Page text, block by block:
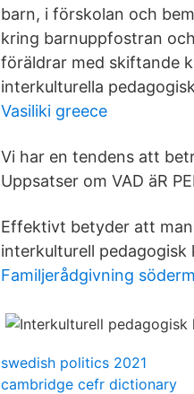
barn, i förskolan och
kring barnuppfostran
föräldrar med skiftande
interkulturella
Vasiliki greece
Vi har en tendens att
Uppsatser om VAD äR
Effektivt betyder att
interkulturell pedagogisk
Familjerådgivning
swedish politics 2021
cambridge cefr dictionary